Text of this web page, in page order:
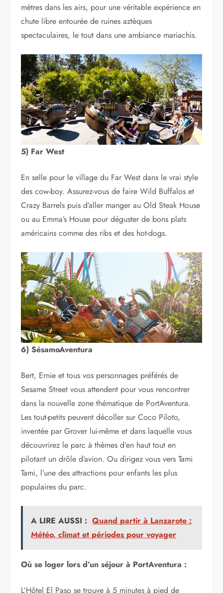
mètres dans les airs, pour une véritable expérience en
chute libre entourée de ruines aztèques
spectaculaires, le tout dans une ambiance mariachis.
5) Far West
En selle pour le village du Far West dans le vrai style
des cow-boy. Assurez-vous de faire Wild Buffalos et
Crazy Barrels puis d’aller manger au Old Steak House
ou au Emma’s House pour déguster de bons plats
américains comme des ribs et des hot-dogs.
6) SésamoAventura
Bert, Ernie et tous vos personnages préférés de
Sesame Street vous attendent pour vous rencontrer
dans la nouvelle zone thématique de PortAventura.
Les tout-petits peuvent décoller sur Coco Piloto,
inventée par Grover lui-même et dans laquelle vous
découvrirez le parc à thèmes d’en haut tout en
pilotant un drôle d’avion. Ou dirigez vous vers Tami
Tami, l’une des attractions pour enfants les plus
populaires du parc.
A LIRE AUSSI : Quand partir à Lanzarote :
Météo, climat et périodes pour voyager
Où se loger lors d’un séjour à PortAventura :
L’Hôtel El Paso se trouve à 5 minutes à pied de